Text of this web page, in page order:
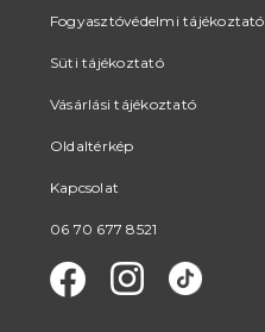
Fogyasztóvédelmi tájékoztató
Süti tájékoztató
Vásárlási tájékoztató
Oldaltérkép
Kapcsolat
06 70 677 8521